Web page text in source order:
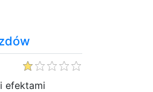
efektami